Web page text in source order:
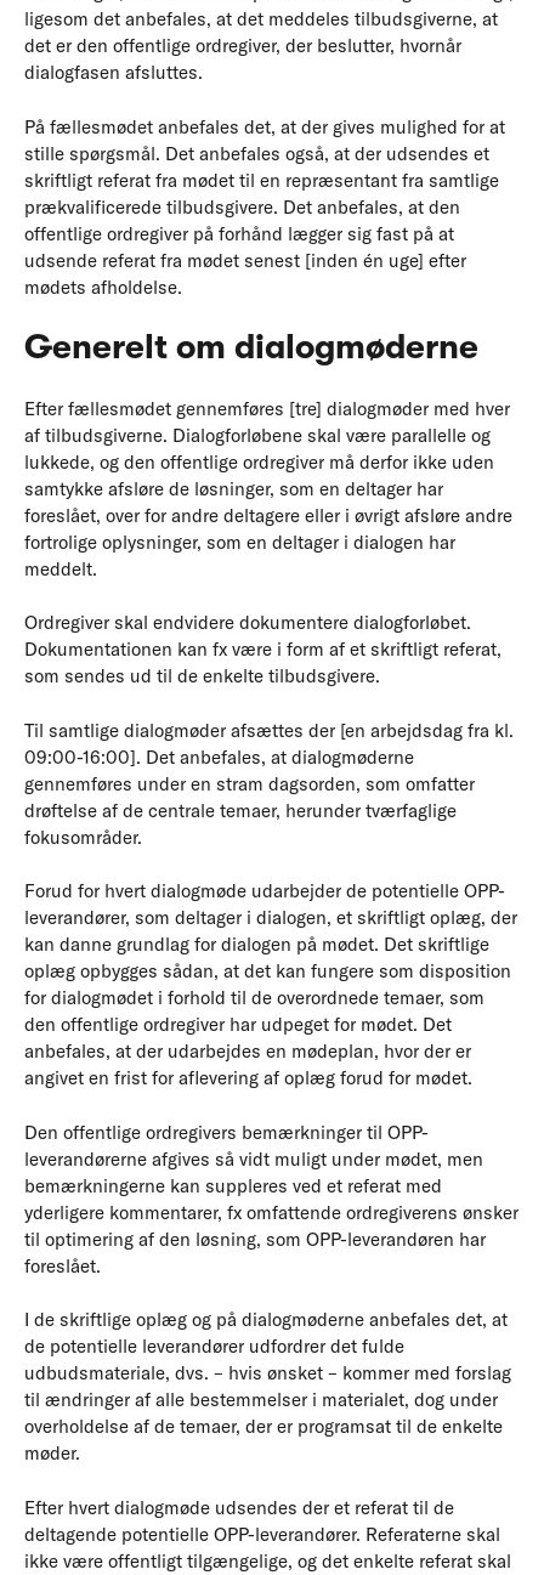
ligesom det anbefales, at det meddeles tilbudsgiverne, at
det er den offentlige ordregiver, der beslutter, hvornår
dialogfasen afsluttes.
På fællesmødet anbefales det, at der gives mulighed for at
stille spørgsmål. Det anbefales også, at der udsendes et
skriftligt referat fra mødet til en repræsentant fra samtlige
prækvalificerede tilbudsgivere. Det anbefales, at den
offentlige ordregiver på forhånd lægger sig fast på at
udsende referat fra mødet senest [inden én uge] efter
mødets afholdelse.
Generelt om dialogmøderne
Efter fællesmødet gennemføres [tre] dialogmøder med hver
af tilbudsgiverne. Dialogforløbene skal være parallelle og
lukkede, og den offentlige ordregiver må derfor ikke uden
samtykke afsløre de løsninger, som en deltager har
foreslået, over for andre deltagere eller i øvrigt afsløre andre
fortrolige oplysninger, som en deltager i dialogen har
meddelt.
Ordregiver skal endvidere dokumentere dialogforløbet.
Dokumentationen kan fx være i form af et skriftligt referat,
som sendes ud til de enkelte tilbudsgivere.
Til samtlige dialogmøder afsættes der [en arbejdsdag fra kl.
09:00-16:00]. Det anbefales, at dialogmøderne
gennemføres under en stram dagsorden, som omfatter
drøftelse af de centrale temaer, herunder tværfaglige
fokusområder.
Forud for hvert dialogmøde udarbejder de potentielle OPP-
leverandører, som deltager i dialogen, et skriftligt oplæg, der
kan danne grundlag for dialogen på mødet. Det skriftlige
oplæg opbygges sådan, at det kan fungere som disposition
for dialogmødet i forhold til de overordnede temaer, som
den offentlige ordregiver har udpeget for mødet. Det
anbefales, at der udarbejdes en mødeplan, hvor der er
angivet en frist for aflevering af oplæg forud for mødet.
Den offentlige ordregivers bemærkninger til OPP-
leverandørerne afgives så vidt muligt under mødet, men
bemærkningerne kan suppleres ved et referat med
yderligere kommentarer, fx omfattende ordregiverens ønsker
til optimering af den løsning, som OPP-leverandøren har
foreslået.
I de skriftlige oplæg og på dialogmøderne anbefales det, at
de potentielle leverandører udfordrer det fulde
udbudsmateriale, dvs. – hvis ønsket – kommer med forslag
til ændringer af alle bestemmelser i materialet, dog under
overholdelse af de temaer, der er programsat til de enkelte
møder.
Efter hvert dialogmøde udsendes der et referat til de
deltagende potentielle OPP-leverandører. Referaterne skal
ikke være offentligt tilgængelige, og det enkelte referat skal